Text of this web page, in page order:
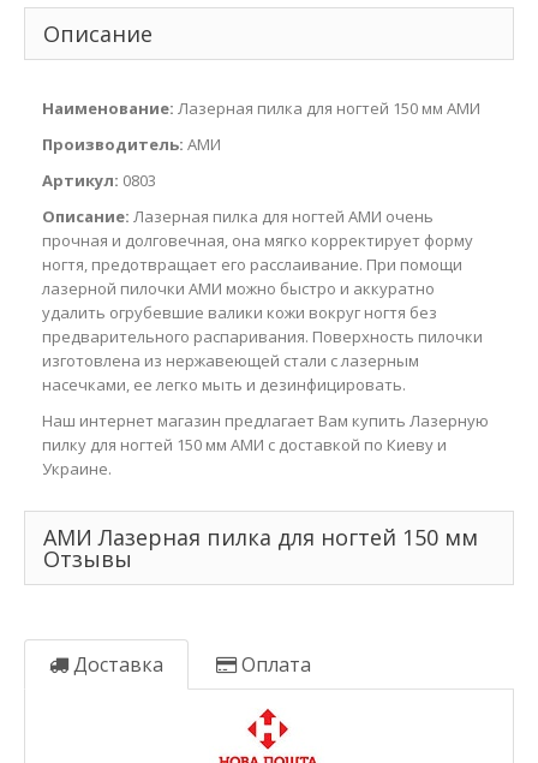
Описание
Наименование: Лазерная пилка для ногтей 150 мм АМИ
Производитель: АМИ
Артикул: 0803
Описание: Лазерная пилка для ногтей АМИ очень
прочная и долговечная, она мягко корректирует форму
ногтя, предотвращает его расслаивание. При помощи
лазерной пилочки АМИ можно быстро и аккуратно
удалить огрубевшие валики кожи вокруг ногтя без
предварительного распаривания. Поверхность пилочки
изготовлена из нержавеющей стали с лазерным
насечками, ее легко мыть и дезинфицировать.
Наш интернет магазин предлагает Вам купить Лазерную
пилку для ногтей 150 мм АМИ с доставкой по Киеву и
Украине.
АМИ Лазерная пилка для ногтей 150 мм
Отзывы
Доставка Оплата